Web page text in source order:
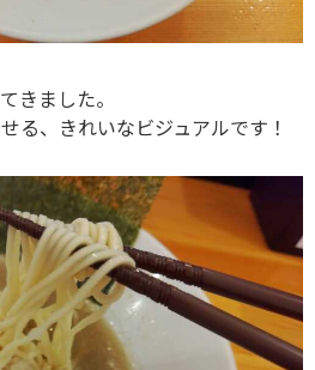
きました。
る、きれいなビジュアルです！